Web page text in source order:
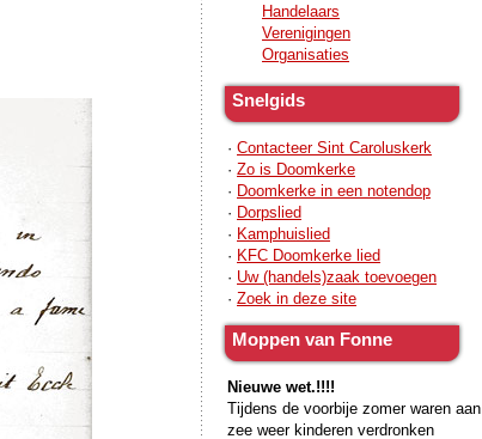
Handelaars
Verenigingen
Organisaties
Snelgids
· Contacteer Sint Caroluskerk
· Zo is Doomkerke
· Doomkerke in een notendop
· Dorpslied
· Kamphuislied
· KFC Doomkerke lied
· Uw (handels)zaak toevoegen
· Zoek in deze site
Moppen van Fonne
Nieuwe wet.!!!!
Tijdens de voorbije zomer waren aan
zee weer kinderen verdronken